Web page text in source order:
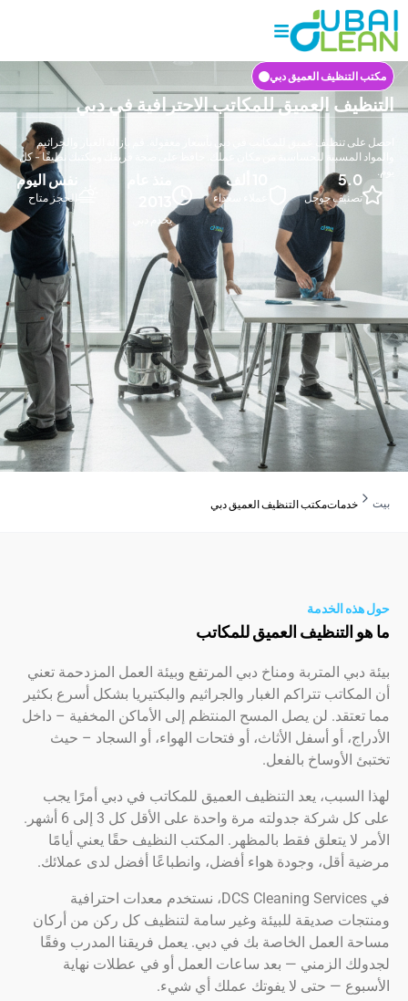
العميق دبي
العميق للمكاتب الاحترافية في دبي
تنظيف عميق للمكاتب في دبي بأسعار معقولة. قم بإزالة الغبار والجراثيم
المسببة للحساسية من مكان عملك. حافظ على صحة فريقك ومكتبك نظيفًا - كل
جوجل عملاء سعداء
منذ عام
2013
يخدم دبي
نفس اليوم
خدماتمكتب التنظيف العميق دبي
الخدمة
التنظيف العميق للمكاتب
المتربة ومناخ دبي المرتفع وبيئة العمل المزدحمة تعني
تتراكم الغبار والجراثيم والبكتيريا بشكل أسرع بكثير
لن يصل المسح المنتظم إلى الأماكن المخفية – داخل
أو أسفل الأثاث، أو فتحات الهواء، أو السجاد – حيث
بالفعل.
يعد التنظيف العميق للمكاتب في دبي أمرًا يجب
على كل شركة جدولته مرة واحدة على الأقل كل 3 إلى 6 أشهر.
لا يتعلق فقط بالمظهر. المكتب النظيف حقًا يعني أيامًا
أقل، وجودة هواء أفضل، وانطباعًا أفضل لدى عملائك.
في DCS Cleaning Services، نستخدم معدات احترافية
صديقة للبيئة وغير سامة لتنظيف كل ركن من أركان
العمل الخاصة بك في دبي. يعمل فريقنا المدرب وفقًا
الزمني — بعد ساعات العمل أو في عطلات نهاية
— حتى لا يفوتك عملك أي شيء.